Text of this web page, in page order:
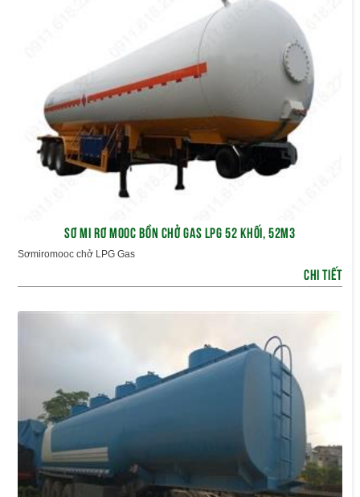
SƠ MI RƠ MOOC BỒN CHỞ GAS LPG 52 KHỐI, 52M3
Sơmiromooc chở LPG Gas
CHI TIẾT